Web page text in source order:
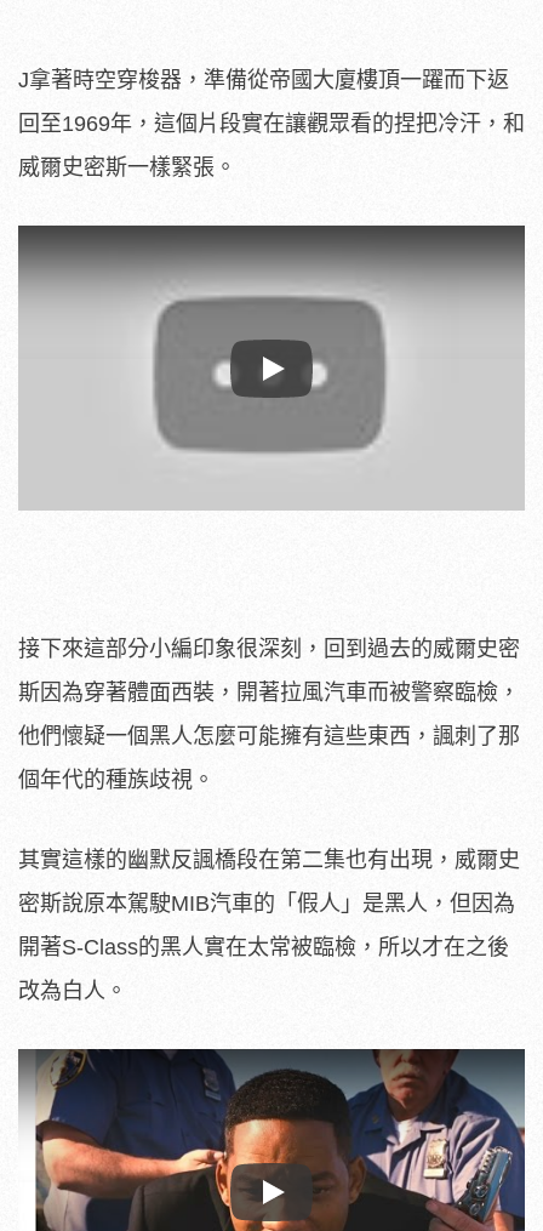
J拿著時空穿梭器，準備從帝國大廈樓頂一躍而下返
回至1969年，這個片段實在讓觀眾看的捏把冷汗，和
威爾史密斯一樣緊張。
Play
接下來這部分小編印象很深刻，回到過去的威爾史密
斯因為穿著體面西裝，開著拉風汽車而被警察臨檢，
他們懷疑一個黑人怎麼可能擁有這些東西，諷刺了那
個年代的種族歧視。
其實這樣的幽默反諷橋段在第二集也有出現，威爾史
密斯說原本駕駛MIB汽車的「假人」是黑人，但因為
開著S-Class的黑人實在太常被臨檢，所以才在之後
改為白人。
Play